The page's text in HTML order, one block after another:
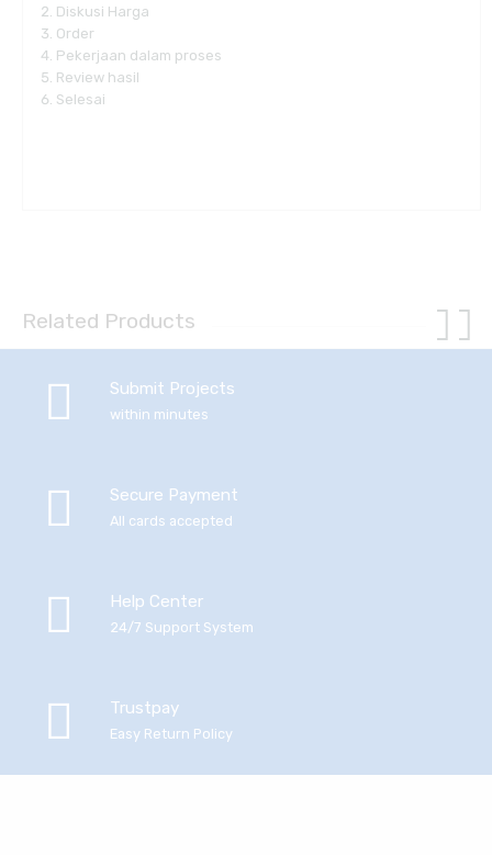
Diskusi Harga
Order
Pekerjaan dalam proses
Review hasil
Selesai
Related Products
Submit Projects
within minutes
Secure Payment
All cards accepted
Help Center
24/7 Support System
Trustpay
Easy Return Policy